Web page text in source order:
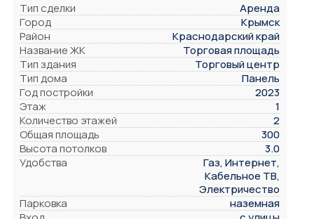
Тип сделки
Аренда
Город
Крымск
Район
Краснодарский край
Название ЖК
Торговая площадь
Тип здания
Торговый центр
Тип дома
Панель
Год постройки
2023
Этаж
1
Количество этажей
2
Общая площадь
300
Высота потолков
3.0
Удобства
Газ, Интернет,
Кабельное ТВ,
Электричество
Парковка
наземная